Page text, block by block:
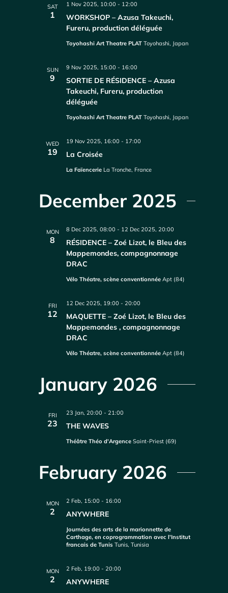
SAT
1
WORKSHOP – Azusa Takeuchi,
Fureru, production déléguée
1 Nov 2025, 10:00 - 12:00
Toyohashi Art Theatre PLATToyohashi, Japan
SUN
9
SORTIE DE RÉSIDENCE – Azusa
Takeuchi, Fureru, production
déléguée
9 Nov 2025, 15:00 - 16:00
Toyohashi Art Theatre PLATToyohashi, Japan
WED
19 La Croisée
19 Nov 2025, 16:00 - 17:00
La Faïencerie La Tronche, France
December 2025
MON
8
RÉSIDENCE – Zoé Lizot, le Bleu des
Mappemondes, compagnonnage
DRAC
8 Dec 2025, 08:00 - 12 Dec 2025, 20:00
Vélo Théatre, scène conventionnéeApt (84)
FRI
12
MAQUETTE – Zoé Lizot, le Bleu des
Mappemondes , compagnonnage
DRAC
12 Dec 2025, 19:00 -20:00
Vélo Théatre, scène conventionnéeApt (84)
January 2026
FRI
23 THE WAVES
23 Jan, 20:00 -21:00
Théâtre Théo d'ArgenceSaint-Priest (69)
February 2026
MON
2 ANYWHERE
2 Feb, 15:00 - 16:00
Journées des arts de la marionnette de
Carthage, en coprogrammation avec l'Institut
francais de TunisTunis, Tunisia
MON
2 ANYWHERE
2 Feb, 19:00 -20:00